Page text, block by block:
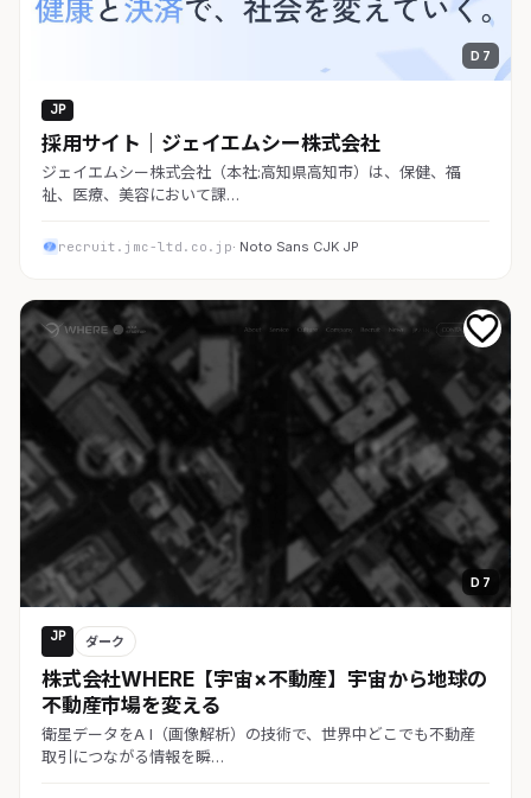
D 7
JP
採用サイト｜ジェイエムシー株式会社
ジェイエムシー株式会社（本社:高知県高知市）は、保健、福
祉、医療、美容において課…
recruit.jmc-ltd.co.jp· Noto Sans CJK JP
D 7
JP ダーク
株式会社WHERE【宇宙×不動産】宇宙から地球の
不動産市場を変える
衛星データをA I（画像解析）の技術で、世界中どこでも不動産
取引につながる情報を瞬…